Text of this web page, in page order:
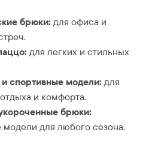
брюки: для офиса и
для легких и стильных
спортивные модели: для
и комфорта.
брюки:
модели для любого сезона.